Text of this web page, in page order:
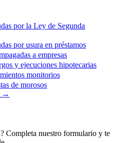
por la Ley de Segunda
por usura en préstamos
a empresas
y ejecuciones hipotecarias
monitorios
de morosos
→
Completa nuestro formulario y te